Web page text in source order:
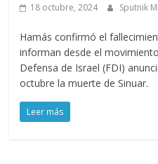
18 octubre, 2024 Sputnik
Hamás confirmó el
informan desde el
Defensa de Israel (FDI)
octubre la muerte de Sinuar.
Leer más